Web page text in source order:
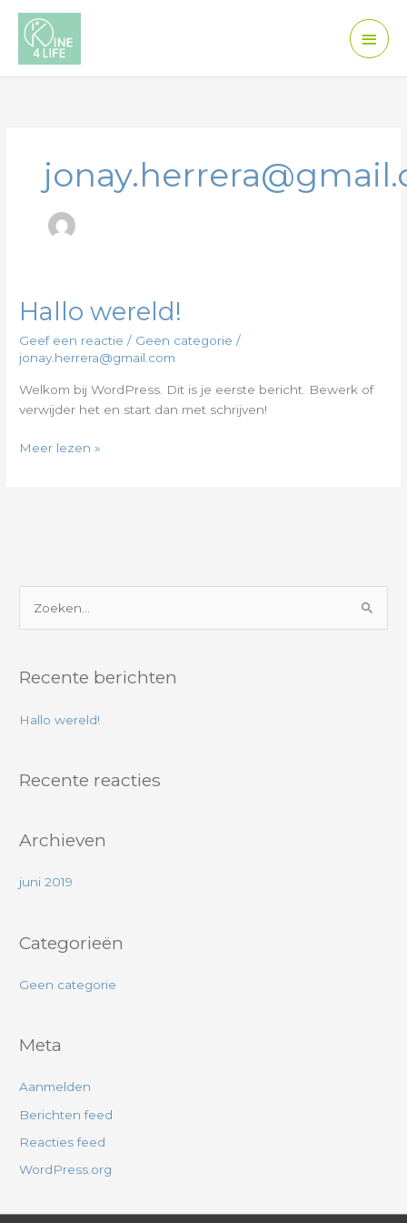
naar
inhoud
Hallo wereld!
Geef een reactie / Geen categorie /
jonay.herrera@gmail.com
Welkom bij WordPress. Dit is je eerste bericht. Bewerk of
verwijder het en start dan met schrijven!
Hallo
wereld!
Meer lezen »
k
a
Recente berichten
Hallo wereld!
Recente reacties
Archieven
juni 2019
Categorieën
Geen categorie
Meta
Aanmelden
Berichten feed
Reacties feed
WordPress.org